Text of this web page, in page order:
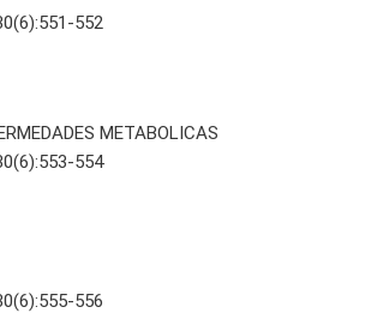
552
METABOLICAS
554
556